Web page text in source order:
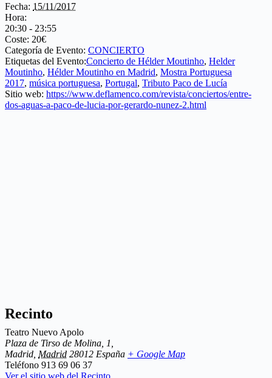
Fecha: 15/11/2017
Hora:
20:30 - 23:55
Coste: 20€
Categoría de Evento: CONCIERTO
Etiquetas del Evento:Concierto de Hélder Moutinho, Helder
Moutinho, Hélder Moutinho en Madrid, Mostra Portuguesa
2017, música portuguesa, Portugal, Tributo Paco de Lucía
Sitio web: https://www.deflamenco.com/revista/conciertos/entre-
dos-aguas-a-paco-de-lucia-por-gerardo-nunez-2.html
Recinto
Teatro Nuevo Apolo
Plaza de Tirso de Molina, 1,
Madrid Madrid 28012 España + Google Map
Teléfono 913 69 06 37
Ver el sitio web del Recinto